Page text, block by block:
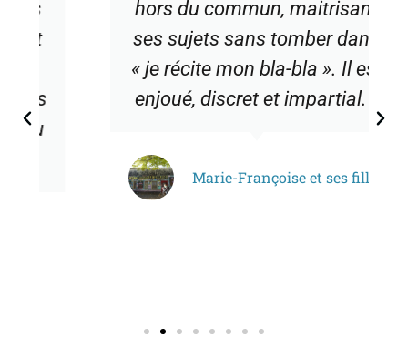
hors du commun, maitrisant
ses sujets sans tomber dans
« je récite mon bla-bla ». Il est
enjoué, discret et impartial.❞
Marie-Françoise et ses filles